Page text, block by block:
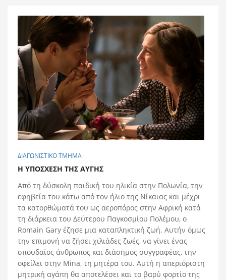
ΔΙΑΓΩΝΙΣΤΙΚΟ ΤΜΗΜΑ
Η ΥΠOΣΧΕΣΗ ΤΗΣ ΑΥΓHΣ
Από τη δύσκολη παιδική του ηλικία στην Πολωνία, την
εφηβεία του κάτω από τον ήλιο της Νίκαιας και μέχρι
τα κατορθώματά του ως αεροπόρος στην Αφρική κατά
τη διάρκεια του Δεύτερου Παγκοσμίου Πολέμου, ο
Romain Gary έζησε μια καταπληκτική ζωή. Αυτήν όμως
την επιμονή να ζήσει χιλιάδες ζωές, να γίνει ένας
σπουδαίος άνθρωπος και διάσημος συγγραφέας, την
οφείλει στην Mina, τη μητέρα του. Αυτή η απεριόριστη
μητρική αγάπη θα αποτελέσει και το βαρύ φορτίο της